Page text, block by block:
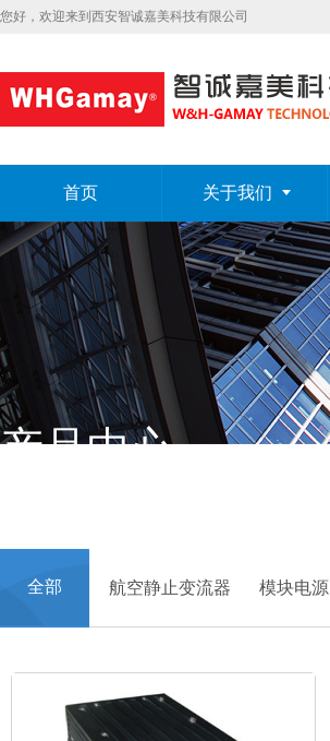
您好，欢迎来到西安智诚嘉美科技有限公司
首页 关于我们
产品中心
全部 航空静止变流器 模块电源